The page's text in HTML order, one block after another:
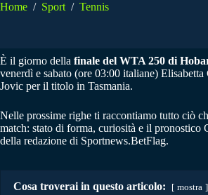
Home / Sport / Tennis
È il giorno della finale del WTA 250 di
venerdì e sabato (ore 03:00 italiane)
Jovic per il titolo in Tasmania.
Nelle prossime righe ti raccontiamo tutto ciò
match: stato di forma, curiosità e il pronostico
della redazione di Sportnews.BetFlag.
Cosa troverai in questo articolo: mostra